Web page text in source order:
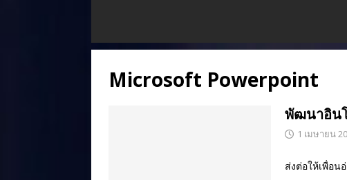
Microsoft Powerpoint
พัฒนาอิน
1 เมษายน
ส่งต่อให้เพื่อน